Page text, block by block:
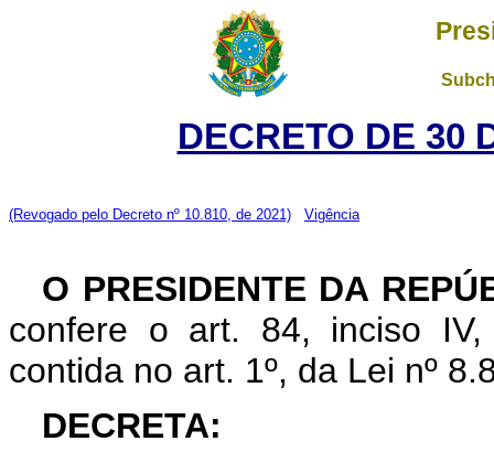
DECRETO DE 30
(Revogado pelo Decreto nº 10.810, de 2021) Vigência
O PRESIDENTE DA
confere o art. 84, inciso
contida no art. 1º, da Lei nº
DECRETA: